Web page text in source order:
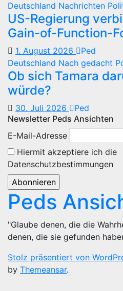
Deutschland Nachrichten
US-Regierung
Gain-of-Function-
1. August 2026
Ped
Deutschland Nach gedacht
Ob sich Tamara
würde?
30. Juli 2026
Ped
Newsletter Peds Ansichten
E-Mail-Adresse
Hiermit akzeptiere ich die
Datenschutzbestimmungen
Peds
"Glaube denen, die die
denen, die sie gefunden
Stolz präsentiert von
by Themeansar.